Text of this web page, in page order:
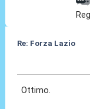
Re: Forza Lazio
Ottimo.